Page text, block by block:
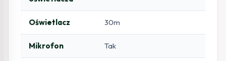
Oświetlacz 30m
Mikrofon Tak